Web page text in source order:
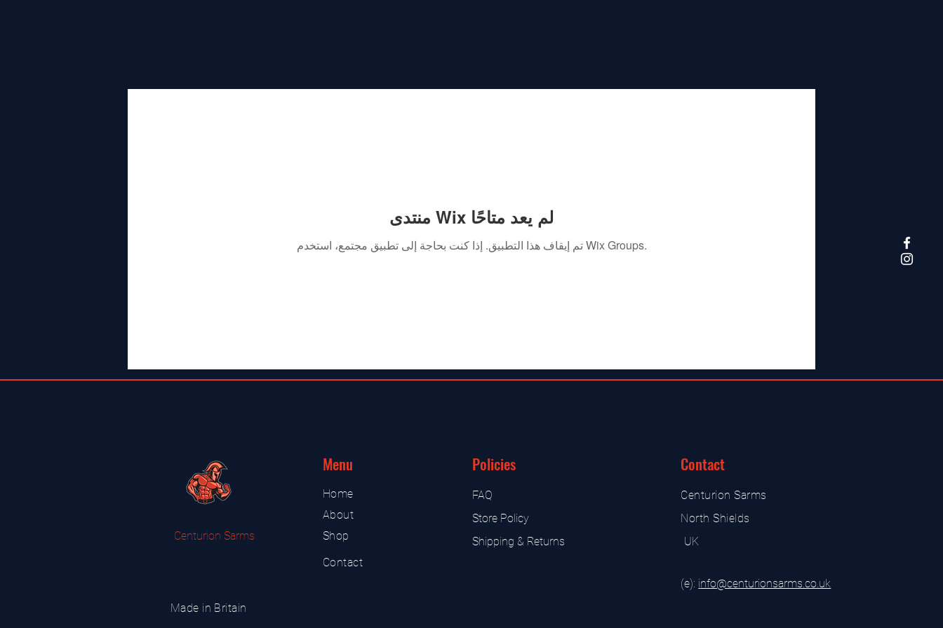
منتدى Wix لم يعد متاحًا
تم إيقاف هذا التطبيق. إذا كنت بحاجة إلى تطبيق مجتمع، استخدم Wix Groups.
Centurion Sarms
Made in Britain
Menu
Home
About
Shop
Contact
Policies
FAQ
Store Policy
Shipping & Returns
Contact
Centurion Sarms
North Shields
UK
(e): info@centurionsarms.co.uk